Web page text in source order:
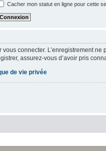
Cacher mon statut en ligne pour cette
connecter. L’enregistrement
assurez-vous d’avoir pris
de vie privée